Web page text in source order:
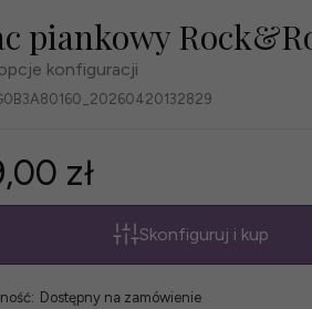
piankowy
konfiguracji
zł
Skonfiguruj i kup
Dostępny na zamówienie